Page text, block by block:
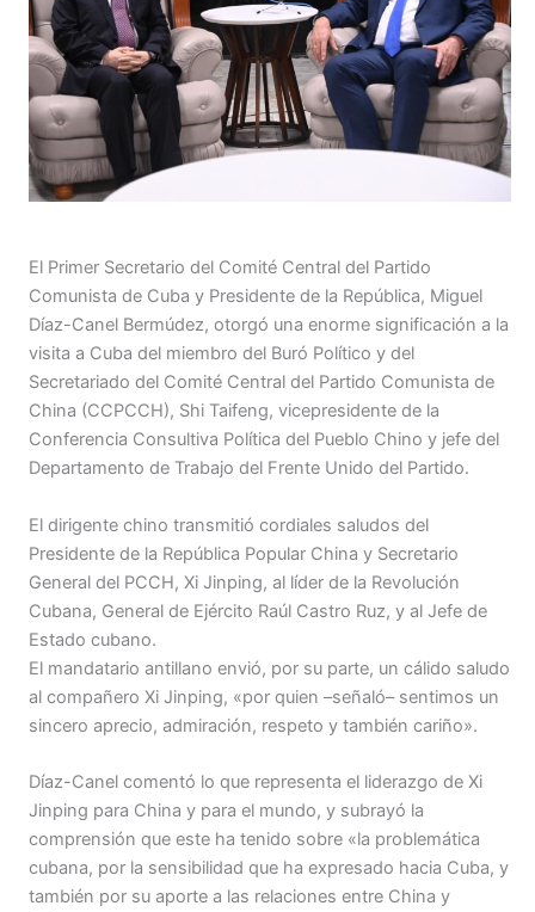
El Primer Secretario del Comité Central del Partido
Comunista de Cuba y Presidente de la República, Miguel
Díaz-Canel Bermúdez, otorgó una enorme significación a la
visita a Cuba del miembro del Buró Político y del
Secretariado del Comité Central del Partido Comunista de
China (CCPCCH), Shi Taifeng, vicepresidente de la
Conferencia Consultiva Política del Pueblo Chino y jefe del
Departamento de Trabajo del Frente Unido del Partido.
El dirigente chino transmitió cordiales saludos del
Presidente de la República Popular China y Secretario
General del PCCH, Xi Jinping, al líder de la Revolución
Cubana, General de Ejército Raúl Castro Ruz, y al Jefe de
Estado cubano.
El mandatario antillano envió, por su parte, un cálido saludo
al compañero Xi Jinping, «por quien –señaló– sentimos un
sincero aprecio, admiración, respeto y también cariño».
Díaz-Canel comentó lo que representa el liderazgo de Xi
Jinping para China y para el mundo, y subrayó la
comprensión que este ha tenido sobre «la problemática
cubana, por la sensibilidad que ha expresado hacia Cuba, y
también por su aporte a las relaciones entre China y